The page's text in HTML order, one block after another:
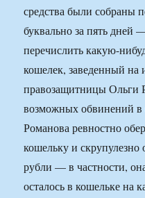
средства были собраны
буквально за пять
перечислить какую-
кошелек, заведенный на
правозащитницы Ольги
возможных обвинений в
Романова ревностно
кошельку и скрупулезно
рубли — в частности,
осталось в кошельке на